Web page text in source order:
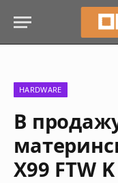
HARDWARE
В
X99 FTW K